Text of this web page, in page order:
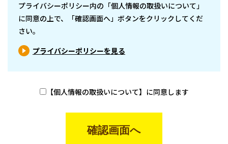
プライバシーポリシー内の「個人情報の取扱いについて」
に同意の上で、「確認画面へ」ボタンをクリックしてくだ
さい。
プライバシーポリシーを見る
【個人情報の取扱いについて】に同意します